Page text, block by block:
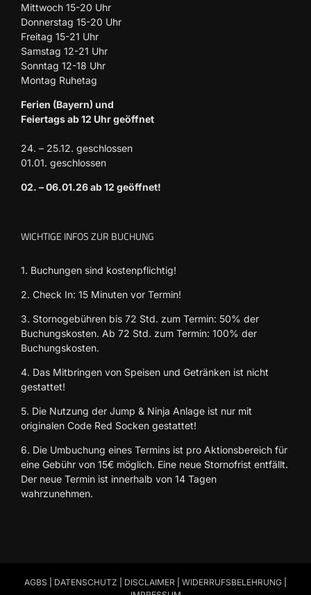
Mittwoch 15-20 Uhr
Donnerstag 15-20 Uhr
Freitag 15-21 Uhr
Samstag 12-21 Uhr
Sonntag 12-18 Uhr
Montag Ruhetag
Ferien (Bayern) und
Feiertags ab 12 Uhr geöffnet
24. – 25.12. geschlossen
01.01. geschlossen
02. – 06.01.26 ab 12 geöffnet!
WICHTIGE INFOS ZUR BUCHUNG
1. Buchungen sind kostenpflichtig!
2. Check In: 15 Minuten vor Termin!
3. Stornogebühren bis 72 Std. zum Termin: 50% der
Buchungskosten. Ab 72 Std. zum Termin: 100% der
Buchungskosten.
4. Das Mitbringen von Speisen und Getränken ist nicht
gestattet!
5. Die Nutzung der Jump & Ninja Anlage ist nur mit
originalen Code Red Socken gestattet!
6. Die Umbuchung eines Termins ist pro Aktionsbereich für
eine Gebühr von 15€ möglich. Eine neue Stornofrist entfällt.
Der neue Termin ist innerhalb von 14 Tagen
wahrzunehmen.
AGBS DATENSCHUTZ DISCLAIMER WIDERRUFSBELEHRUNG